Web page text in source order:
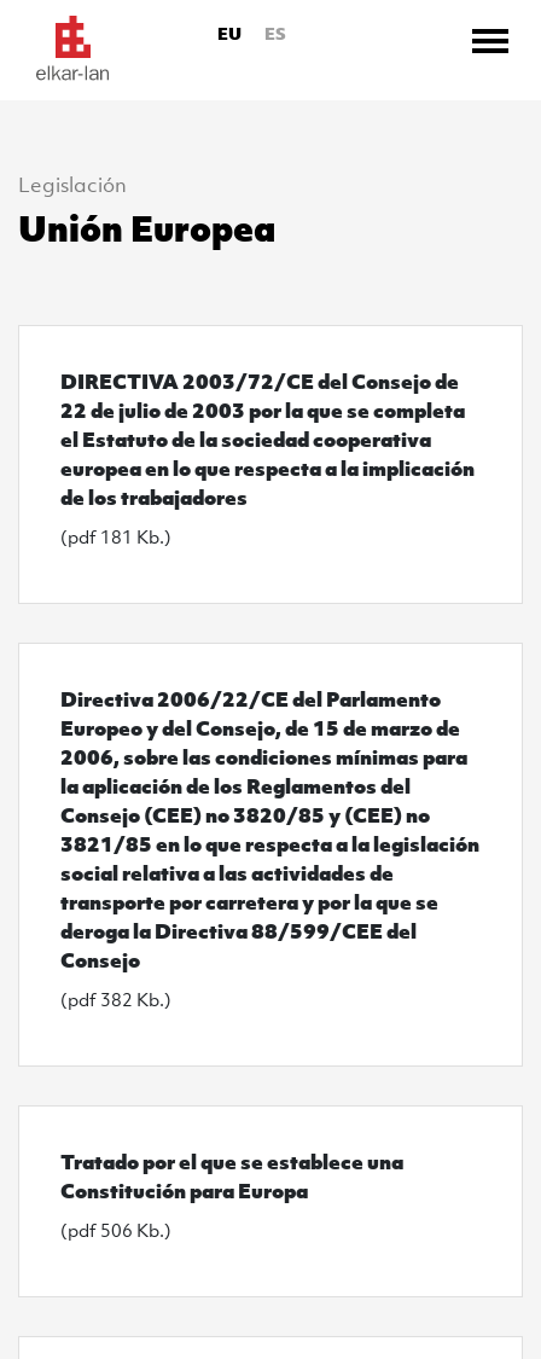
Ir directamente al contenido
EU ES
Legislación
Unión Europea
DIRECTIVA 2003/72/CE del Consejo de
22 de julio de 2003 por la que se completa
el Estatuto de la sociedad cooperativa
europea en lo que respecta a la implicación
de los trabajadores
(pdf 181 Kb.)
Directiva 2006/22/CE del Parlamento
Europeo y del Consejo, de 15 de marzo de
2006, sobre las condiciones mínimas para
la aplicación de los Reglamentos del
Consejo (CEE) no 3820/85 y (CEE) no
3821/85 en lo que respecta a la legislación
social relativa a las actividades de
transporte por carretera y por la que se
deroga la Directiva 88/599/CEE del
Consejo
(pdf 382 Kb.)
Tratado por el que se establece una
Constitución para Europa
(pdf 506 Kb.)